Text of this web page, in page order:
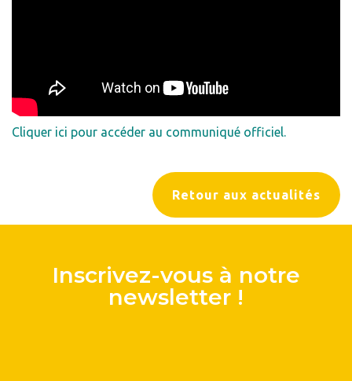
Retour aux actualités
Cliquer ici pour accéder au communiqué officiel.
Inscrivez-vous à notre
newsletter !